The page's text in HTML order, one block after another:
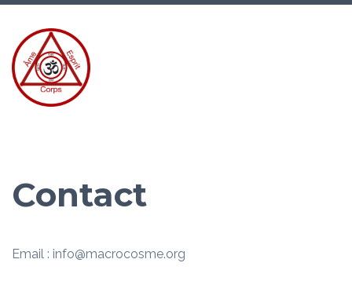
Contact
Email : info@macrocosme.org